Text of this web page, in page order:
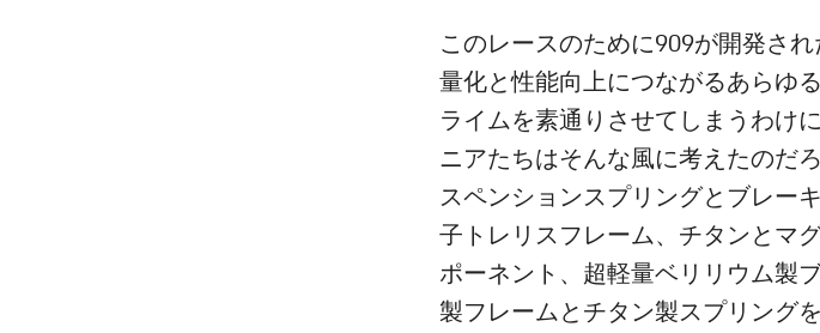
このレースのために909が開発さ
量化と性能向上につながるあらゆ
ライムを素通りさせてしまうわけ
ニアたちはそんな風に考えたのだ
スペンションスプリングとブレー
子トレリスフレーム、チタンとマ
ポーネント、超軽量ベリリウム製
製フレームとチタン製スプリング